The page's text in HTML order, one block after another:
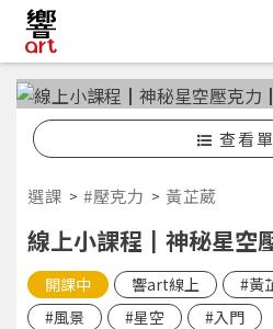
查看
選課 #壓克力 黃芷葳
線上小課程┃神秘星空
開課中 響art線上 #黃
#風景
#星空 #入門